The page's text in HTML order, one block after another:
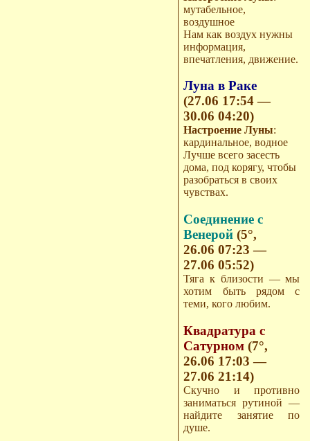
мутабельное,
воздушное
Нам как воздух нужны
информация,
впечатления, движение.
Луна в Раке
(27.06 17:54 —
30.06 04:20)
Настроение Луны:
кардинальное, водное
Лучше всего засесть
дома, под корягу, чтобы
разобраться в своих
чувствах.
Соединение с
Венерой(5°,
26.06 07:23 —
27.06 05:52)
Тяга к близости — мы
хотим быть рядом с
теми, кого любим.
Квадратура с
Сатурном(7°,
26.06 17:03 —
27.06 21:14)
Скучно и противно
заниматься рутиной —
найдите занятие по
душе.